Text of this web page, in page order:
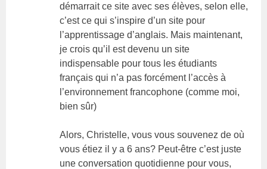
démarrait ce site avec ses élèves, selon elle,
c’est ce qui s’inspire d’un site pour
l’apprentissage d’anglais. Mais maintenant,
je crois qu’il est devenu un site
indispensable pour tous les étudiants
français qui n’a pas forcément l’accès à
l’environnement francophone (comme moi,
bien sûr)
Alors, Christelle, vous vous souvenez de où
vous étiez il y a 6 ans? Peut-être c’est juste
une conversation quotidienne pour vous,